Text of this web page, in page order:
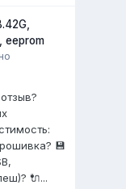
eeprom
💾
🔌...